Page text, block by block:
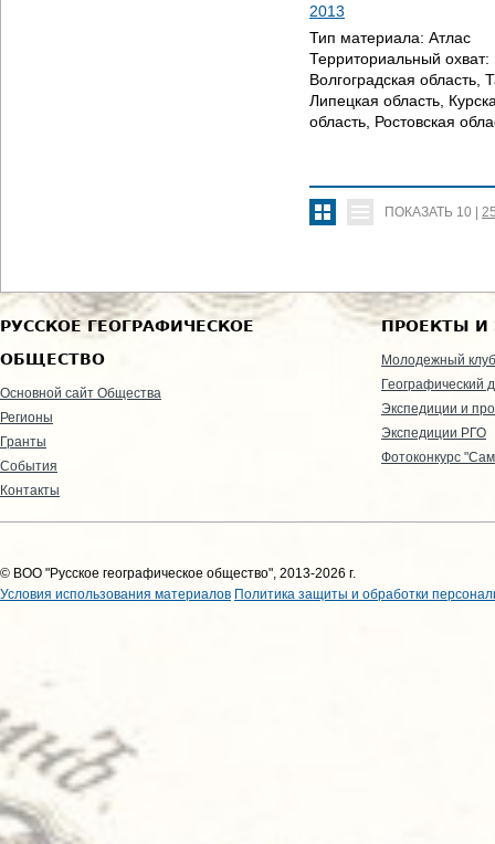
2013
Тип материала: Атлас
Территориальный охват:
Волгоградская область,
Липецкая область,
область, Ростовская
ПОКАЗАТЬ 10
РУССКОЕ ГЕОГРАФИЧЕСКОЕ
ОБЩЕСТВО
Основной сайт Общества
Регионы
Гранты
События
Контакты
ПРОЕКТЫ И
Молодежный клуб
Географический
Экспедиции и
Экспедиции РГО
Фотоконкурс
© ВОО "Русское географическое общество", 2013-2026 г.
Условия использования материалов Политика защиты и обработки